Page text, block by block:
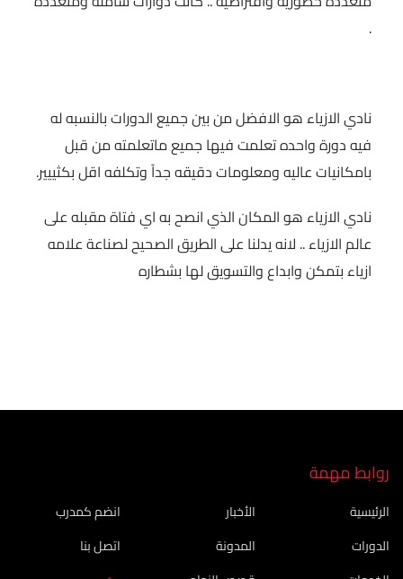
.
نادي الازياء هو الافضل من بين جميع الدورات بالنسبه له
فيه دورة واحده تعلمت فيها جميع ماتعلمته من قبل
بامكانيات عاليه ومعلومات دقيقه جداً وتكلفه اقل بكثييير.
نادي الازياء هو المكان الذي انصح به اي فتاة مقبله على
عالم الازياء .. لانه يدلنا على الطريق الصحيح لصناعة علامه
ازياء بتمكن وابداع والتسويق لها بشطاره
روابط مهمة
الرئيسية
الدورات
الأخبار
المدونة
انضم كمدرب
اتصل بنا